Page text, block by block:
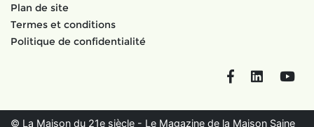
Plan de site
Termes et conditions
Politique de confidentialité
FacebookLinkedIn
© La Maison du 21e siècle - Le Magazine de la Maison Saine